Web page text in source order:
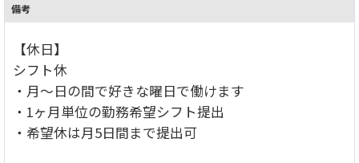
備考
【休日】
シフト休
・月～日の間で好きな曜日で働けます
・1ヶ月単位の勤務希望シフト提出
・希望休は月5日間まで提出可